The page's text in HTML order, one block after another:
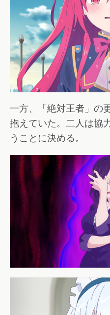
一方、「絶対王者」の
抱えていた。二人は協
うことに決める。